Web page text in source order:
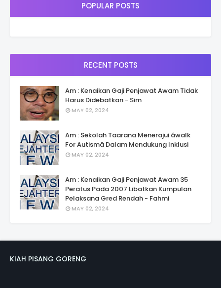
POPULAR POSTS
RECENT POSTS
Am : Kenaikan Gaji Penjawat Awam Tidak
Harus Didebatkan - Sim
MAY 02, 2024
Am : Sekolah Taarana Menerajui âwalk
For Autismâ Dalam Mendukung Inklusi
MAY 02, 2024
Am : Kenaikan Gaji Penjawat Awam 35
Peratus Pada 2007 Libatkan Kumpulan
Pelaksana Gred Rendah - Fahmi
MAY 02, 2024
KIAH PISANG GORENG